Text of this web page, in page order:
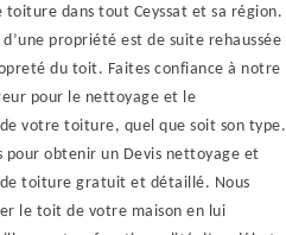
toiture dans tout Ceyssat et sa région.
d’une propriété est de suite rehaussée
du toit. Faites confiance à notre
pour le nettoyage et le
votre toiture, quel que soit son type.
pour obtenir un Devis nettoyage et
de toiture gratuit et détaillé. Nous
le toit de votre maison en lui